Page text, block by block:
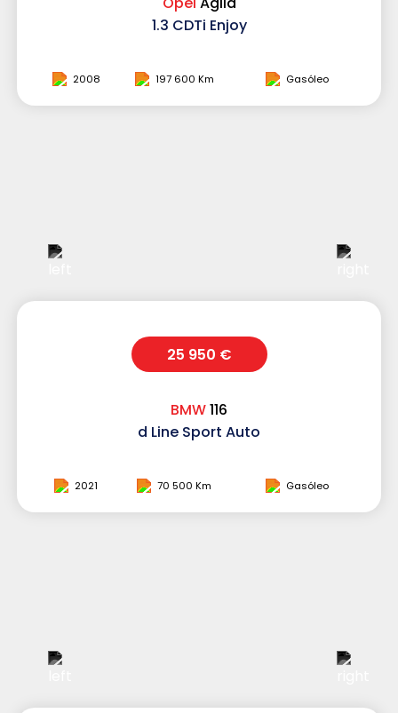
1.3 CDTi Enjoy
2008 197 600 Km Gasóleo
25 950 €
BMW116
d Line Sport Auto
2021 70 500 Km Gasóleo